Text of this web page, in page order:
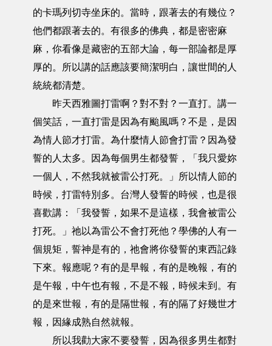
的卡瑪列切寺坐床的。當時，跟著去的有幾位？
他們都跟著去的。有很多的佛典，都是密密麻
麻，你看像是藏密的五部大論，每一部論都是厚
厚的。所以講的話應該要簡潔明白，讓世間的人
統統都清楚。
昨天西雅圖打雷啊？對不對？一直打。講一
個笑話，一直打雷是因為有颱風嗎？不是，是因
為情人節才打雷。為什麼情人節會打雷？因為發
誓的人太多。因為每個男生都發誓，「我只愛妳
一個人，不然我就被雷公打死。」所以情人節的
時候，打雷特別多。台灣人發誓的時候，也是很
喜歡講：「我發誓，如果不是這樣，我會被雷公
打死。」祂以為雷公不會打死他？學佛的人有一
個規矩，誓神是有的，祂會將你發誓的東西記錄
下來。報應呢？有的是早報，有的是晚報，有的
是午報，中午也有報，不是不報，時候未到。有
的是來世報，有的是隔世報，有的隔了好幾世才
報，因緣成熟自然就報。
所以我勸大家不要發誓，因為很多男生都對